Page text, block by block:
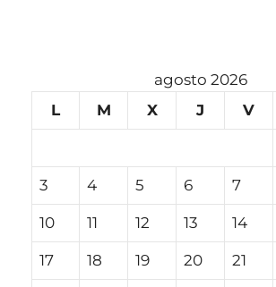
agosto 2026
L
M X J V
3 4 5 6 7
10 11 12 13 14
17 18 19 20 21